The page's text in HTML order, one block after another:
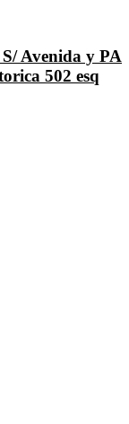
Avenida y PA
502 esq